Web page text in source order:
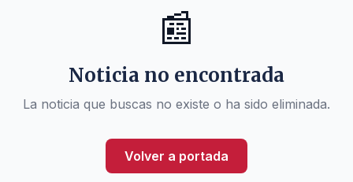
📰
Noticia no encontrada
La noticia que buscas no existe o ha sido eliminada.
Volver a portada